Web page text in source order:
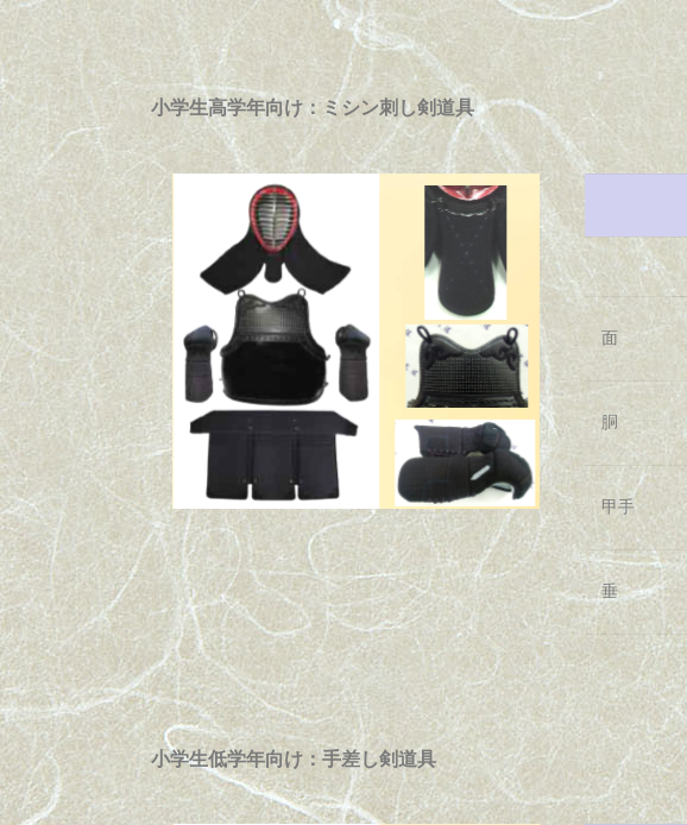
小学生高学年向け：ミシン刺し剣道具
面
胴
甲手
垂
小学生低学年向け：手差し剣道具